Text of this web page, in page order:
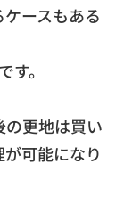
ースもある
す。
更地は買い
可能になり